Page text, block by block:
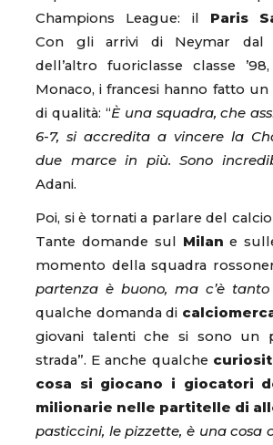
Champions League: il Paris
Con gli arrivi di Neymar dal
dell’altro fuoriclasse classe
Monaco, i francesi hanno fatto
di qualità: “È una squadra, che
6-7, si accredita a vincere la
due marce in più. Sono
Adani.
Poi, si è tornati a parlare del
Tante domande sul Milan e
momento della squadra
partenza è buono, ma c’è
qualche domanda di
giovani talenti che si sono un
strada”. E anche qualche
cosa si giocano i giocatori
milionarie nelle partitelle di
pasticcini, le pizzette, è una cosa